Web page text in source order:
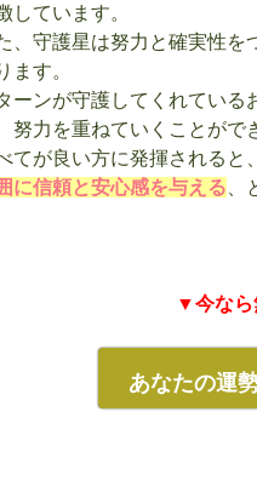
しています。
、守護星は努力と確実性を
ます。
ーンが守護してくれている
努力を重ねていくことがで
てが良い方に発揮されると、
に信頼と安心感を与える
▼今なら
あなたの運